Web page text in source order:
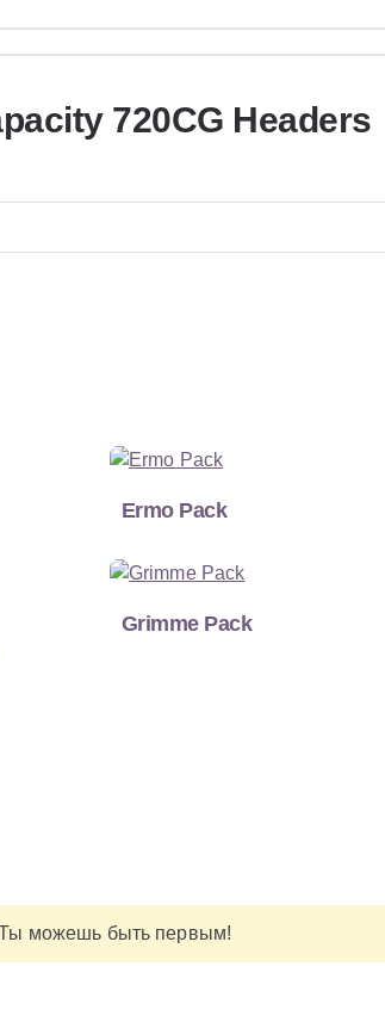
720CG Headers
Ermo Pack
Grimme Pack
Ты можешь быть первым!